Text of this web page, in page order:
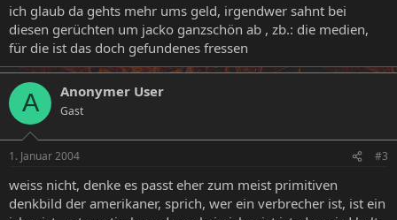
ich glaub da gehts mehr ums geld, irgendwer sahnt bei
diesen gerüchten um jacko ganzschön ab , zb.: die medien,
für die ist das doch gefundenes fressen
A Anonymer User
Gast
1. Januar 2004 #3
weiss nicht, denke es passt eher zum meist primitiven
denkbild der amerikaner, sprich, wer ein verbrecher ist, ist ein